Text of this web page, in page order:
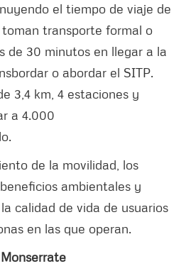
el tiempo de viaje de
transporte formal o
de 30 minutos en llegar a la
o abordar el SITP.
3,4 km, 4 estaciones y
a 4.000
de la movilidad, los
ambientales y
calidad de vida de usuarios
en las que operan.